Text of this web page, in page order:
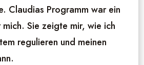
Claudias Programm war ein
Sie zeigte mir, wie ich
regulieren und meinen